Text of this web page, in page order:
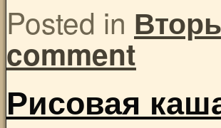
Posted in
comment
Рисовая